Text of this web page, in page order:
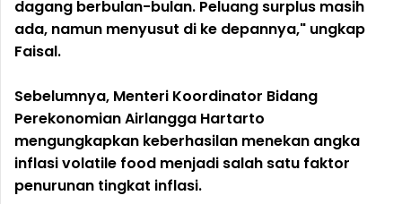
dagang berbulan-bulan. Peluang surplus masih
ada, namun menyusut di ke depannya," ungkap
Faisal.
Sebelumnya, Menteri Koordinator Bidang
Perekonomian Airlangga Hartarto
mengungkapkan keberhasilan menekan angka
inflasi volatile food menjadi salah satu faktor
penurunan tingkat inflasi.